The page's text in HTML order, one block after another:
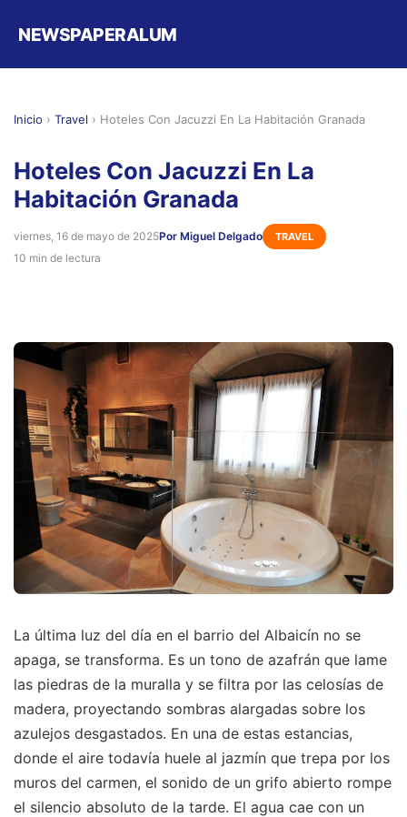
NEWSPAPERALUM
Inicio › Travel › Hoteles Con Jacuzzi En La Habitación Granada
Hoteles Con Jacuzzi En La
Habitación Granada
viernes, 16 de mayo de 2025Por Miguel Delgado TRAVEL
10 min de lectura
La última luz del día en el barrio del Albaicín no se
apaga, se transforma. Es un tono de azafrán que lame
las piedras de la muralla y se filtra por las celosías de
madera, proyectando sombras alargadas sobre los
azulejos desgastados. En una de estas estancias,
donde el aire todavía huele al jazmín que trepa por los
muros del carmen, el sonido de un grifo abierto rompe
el silencio absoluto de la tarde. El agua cae con un